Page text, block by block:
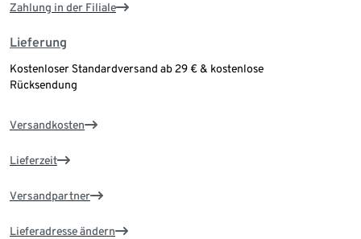
Zahlung in der Filiale
Lieferung
Kostenloser Standardversand ab 29 € & kostenlose
Rücksendung
Versandkosten
Lieferzeit
Versandpartner
Lieferadresse ändern